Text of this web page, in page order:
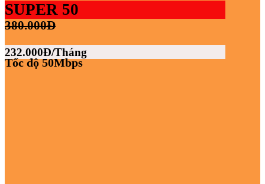
SUPER 50
380.000Đ
232.000Đ/Tháng
Tốc độ 50Mbps